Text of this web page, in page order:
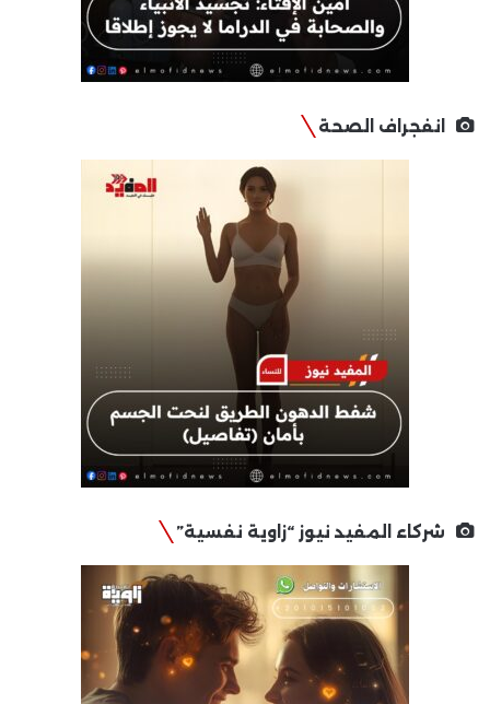
انفجراف الصحة
شركاء المفيد نيوز “زاوية نفسية”